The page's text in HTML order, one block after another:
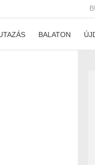
BALATON